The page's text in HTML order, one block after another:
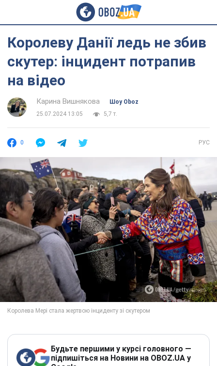
Королеву Данії ледь не збив
скутер: інцидент потрапив
на відео
Карина Вишнякова
Шоу Oboz
25.07.2024 13:05
5,7 т.
0 РУС
Будьте першими у курсі головного —
підпишіться на Новини на OBOZ.UA у